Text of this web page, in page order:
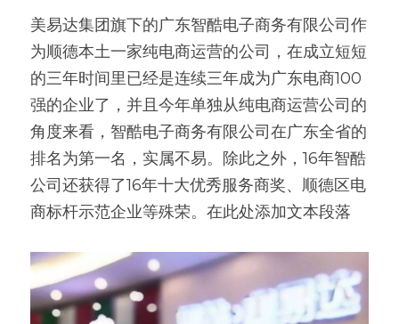
美易达集团旗下的广东智酷电子商务有限公司作
为顺德本土一家纯电商运营的公司，在成立短短
的三年时间里已经是连续三年成为广东电商100
强的企业了，并且今年单独从纯电商运营公司的
角度来看，智酷电子商务有限公司在广东全省的
排名为第一名，实属不易。除此之外，16年智酷
公司还获得了16年十大优秀服务商奖、顺德区电
商标杆示范企业等殊荣。在此处添加文本段落